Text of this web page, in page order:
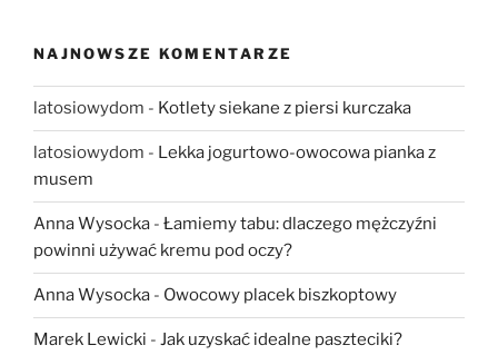
NAJNOWSZE KOMENTARZE
latosiowydom - Kotlety siekane z piersi kurczaka
latosiowydom - Lekka jogurtowo-owocowa pianka z
musem
Anna Wysocka - Łamiemy tabu: dlaczego mężczyźni
powinni używać kremu pod oczy?
Anna Wysocka - Owocowy placek biszkoptowy
Marek Lewicki - Jak uzyskać idealne paszteciki?